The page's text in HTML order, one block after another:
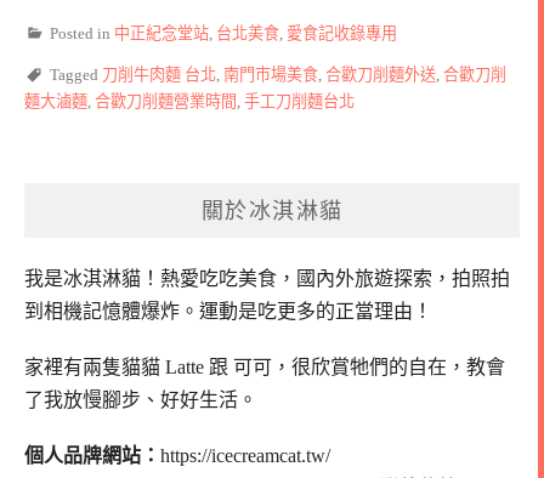
Posted in 中正紀念堂站, 台北美食, 愛食記收錄專用
Tagged 刀削牛肉麵 台北, 南門市場美食, 合歡刀削麵外送, 合歡刀削
麵大滷麵, 合歡刀削麵營業時間 , 手工刀削麵台北
關於冰淇淋貓
我是冰淇淋貓！ 熱愛吃吃美食，國內外旅遊探索，拍照拍
到相機記憶體爆炸。 運動是吃更多的正當理由！
家裡有兩隻貓貓 Latte 跟 可可， 很欣賞牠們的自在，教會
了我放慢腳步、好好生活。
個人品牌網站： https://icecreamcat.tw/